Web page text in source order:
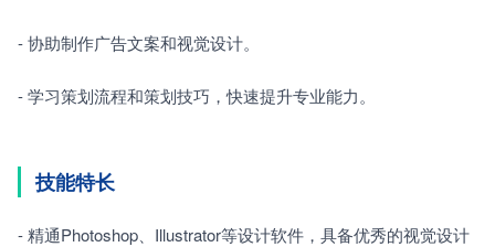
- 协助制作广告文案和视觉设计。
- 学习策划流程和策划技巧，快速提升专业能力。
技能特长
- 精通Photoshop、Illustrator等设计软件，具备优秀的视觉设计